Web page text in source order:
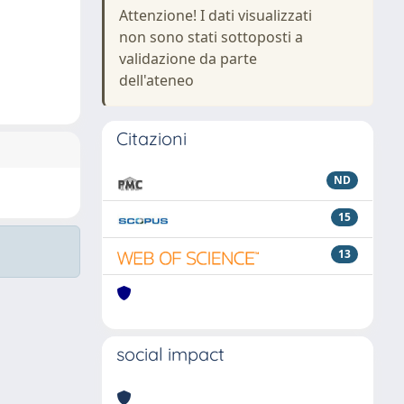
Attenzione! I dati visualizzati
non sono stati sottoposti a
validazione da parte
dell'ateneo
Citazioni
ND
15
13
social impact